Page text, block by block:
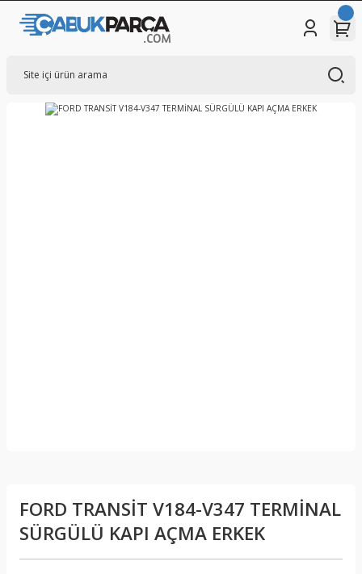
FORD TRANSİT V184-V347 TERMİNAL
SÜRGÜLÜ KAPI AÇMA ERKEK